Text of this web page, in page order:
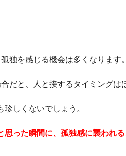
独を感じる機会は多くなります。
だと、人と接するタイミングは
しくないでしょう。
思った瞬間に、孤独感に襲われる